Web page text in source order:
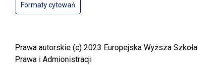
Formaty cytowań
Prawa autorskie (c) 2023 Europejska Wyższa Szkoła
Prawa i Admionistracji